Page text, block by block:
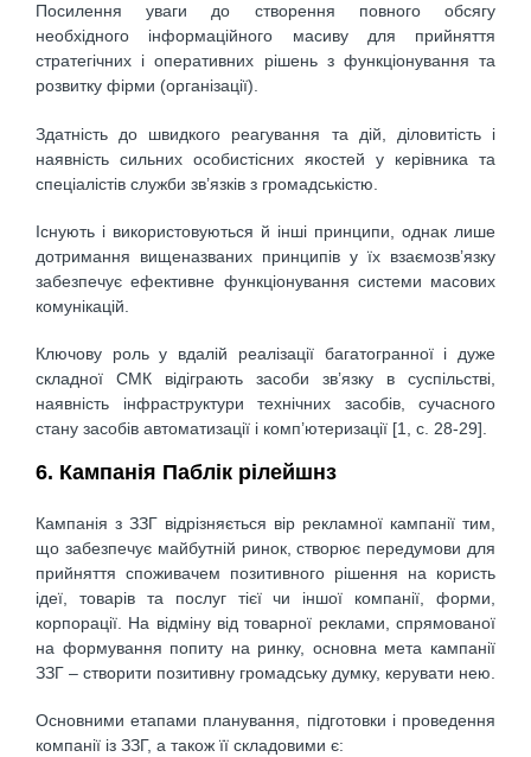
Посилення уваги до створення повного обсягу
необхідного інформаційного масиву для прийняття
стратегічних і оперативних рішень з функціонування та
розвитку фірми (організації).
Здатність до швидкого реагування та дій, діловитість і
наявність сильних особистісних якостей у керівника та
спеціалістів служби зв’язків з громадськістю.
Існують і використовуються й інші принципи, однак лише
дотримання вищеназваних принципів у їх взаємозв’язку
забезпечує ефективне функціонування системи масових
комунікацій.
Ключову роль у вдалій реалізації багатогранної і дуже
складної СМК відіграють засоби зв’язку в суспільстві,
наявність інфраструктури технічних засобів, сучасного
стану засобів автоматизації і комп’ютеризації [1, c. 28-29].
6. Кампанія Паблік рілейшнз
Кампанія з ЗЗГ відрізняється вір рекламної кампанії тим,
що забезпечує майбутній ринок, створює передумови для
прийняття споживачем позитивного рішення на користь
ідеї, товарів та послуг тієї чи іншої компанії, форми,
корпорації. На відміну від товарної реклами, спрямованої
на формування попиту на ринку, основна мета кампанії
ЗЗГ – створити позитивну громадську думку, керувати нею.
Основними етапами планування, підготовки і проведення
компанії із ЗЗГ, а також її складовими є: